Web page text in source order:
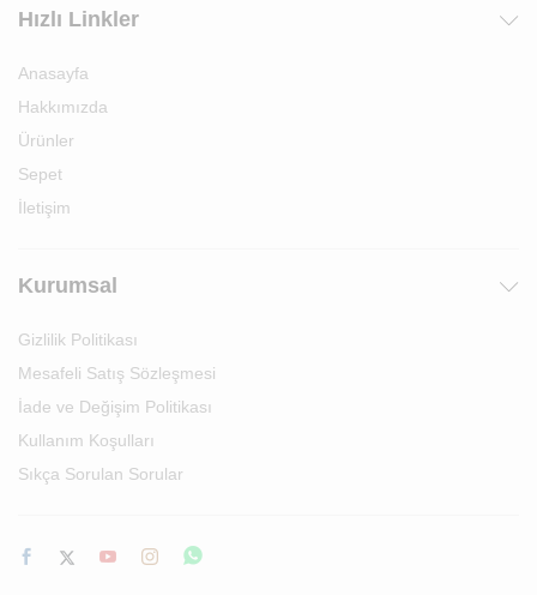
Hızlı Linkler
Anasayfa
Hakkımızda
Ürünler
Sepet
İletişim
Kurumsal
Gizlilik Politikası
Mesafeli Satış Sözleşmesi
İade ve Değişim Politikası
Kullanım Koşulları
Sıkça Sorulan Sorular